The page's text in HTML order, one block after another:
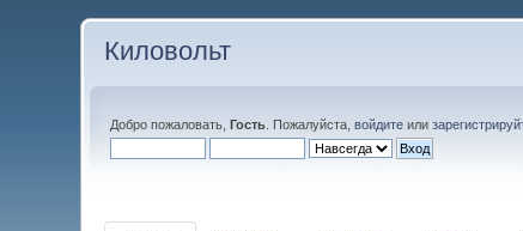
Киловольт
Добро пожаловать,Гость . Пожалуйста,войдите или